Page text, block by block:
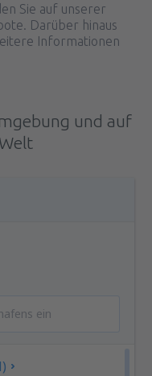
Sie auf unserer
Darüber hinaus
Informationen
und auf